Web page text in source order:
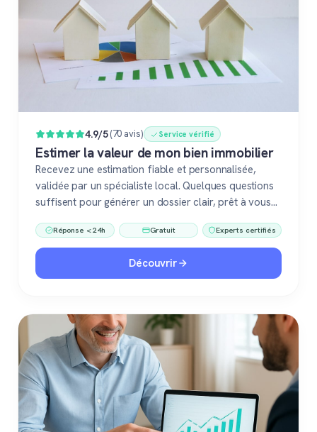
4.9/5(70 avis) Service vérifié
Estimer la valeur de mon bien immobilier
Recevez une estimation fiable et personnalisée,
validée par un spécialiste local. Quelques questions
suffisent pour générer un dossier clair, prêt à vous
immobilier. Gratuit, sans engagement, 100 %
confiance.
Réponse < 24h Gratuit Experts certifiés
Découvrir